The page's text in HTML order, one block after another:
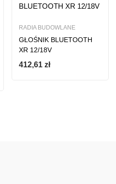
RADIA BUDOWLANE
GŁOŚNIK BLUETOOTH
XR 12/18V
412,61 zł